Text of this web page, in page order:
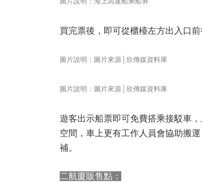
買完票後，即可從櫃檯左方出入口前
圖片說明：圖片來源│欣傳媒資料庫
圖片說明：圖片來源│欣傳媒資料庫
遊客出示船票即可免費搭乘接駁車
空間，車上更有工作人員會協助搬
補。
二航廈販售點：